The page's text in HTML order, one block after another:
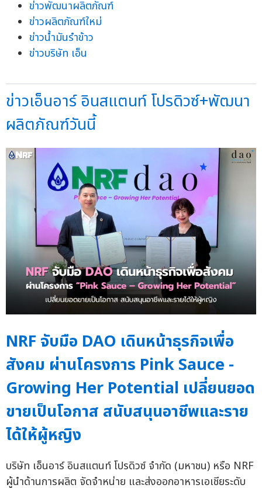
ข่าวพัฒนาผลิตภัณฑ์
ข่าวผลิตภัณฑ์ใหม่
ข่าวน้ำมันรำข้าว
ข่าวบริษัท เอ็น
ข่าวเอ็นอาร์ อินสแตนท์ โปรดิวซ์+พัฒนา
ผลิตภัณฑ์วันนี้
NRF จับมือ DAO เดินหน้าธุรกิจเพื่อ
สังคม ผ่านโครงการ Pink Sauce -
Growing Her Potential เปลี่ยนยอด
ขายเป็นโอกาส สนับสนุนอาชีพและราย
ได้ให้ผู้หญิง
บริษัท เอ็นอาร์ อินสแตนท์ โปรดิวซ์ จำกัด (มหาชน) หรือ NRF
ผู้นำด้านการผลิต จัดจำหน่าย และส่งออกอาหารเอเชียระดับ